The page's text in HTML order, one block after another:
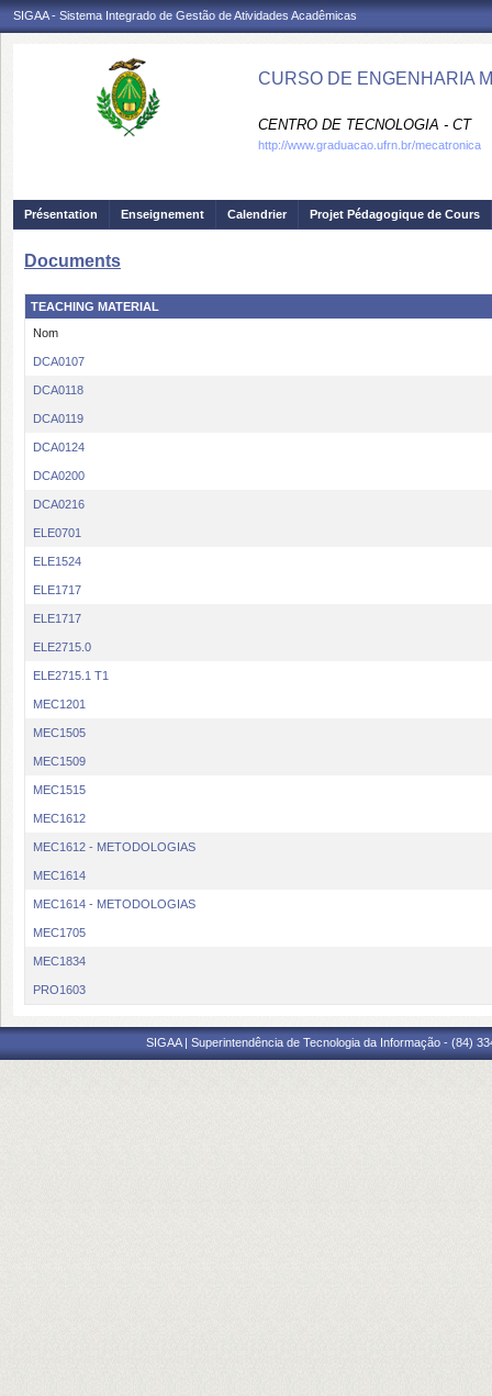
SIGAA - Sistema Integrado de Gestão de Atividades Acadêmicas
CURSO DE ENGENHARIA
CENTRO DE TECNOLOGIA - CT
http://www.graduacao.ufrn.br/mecatronica
Présentation Enseignement Calendrier Projet Pédagogique de Cours
Documents
TEACHING MATERIAL
Nom
DCA0107
DCA0118
DCA0119
DCA0124
DCA0200
DCA0216
ELE0701
ELE1524
ELE1717
ELE1717
ELE2715.0
ELE2715.1 T1
MEC1201
MEC1505
MEC1509
MEC1515
MEC1612
MEC1612 - METODOLOGIAS
MEC1614
MEC1614 - METODOLOGIAS
MEC1705
MEC1834
PRO1603
SIGAA | Superintendência de Tecnologia da Informação - (84)